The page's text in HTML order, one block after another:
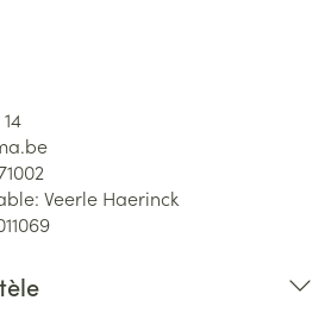
Veerle Haerinck